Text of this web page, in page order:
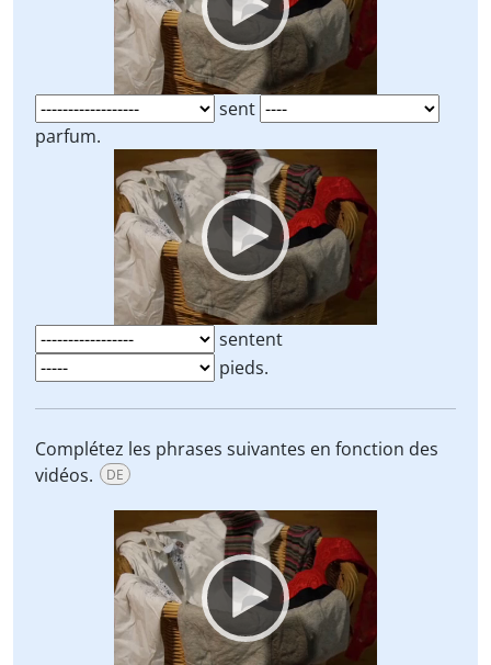
sent
parfum.
sentent
pieds.
Complétez les phrases suivantes en fonction des
vidéos.
DE